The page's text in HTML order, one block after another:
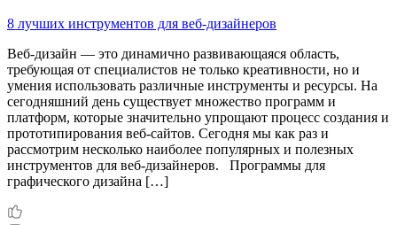
8 лучших инструментов для веб-дизайнеров
Веб-дизайн — это динамично развивающаяся область,
требующая от специалистов не только креативности, но и
умения использовать различные инструменты и ресурсы. На
сегодняшний день существует множество программ и
платформ, которые значительно упрощают процесс создания и
прототипирования веб-сайтов. Сегодня мы как раз и
рассмотрим несколько наиболее популярных и полезных
инструментов для веб-дизайнеров. Программы для
графического дизайна […]